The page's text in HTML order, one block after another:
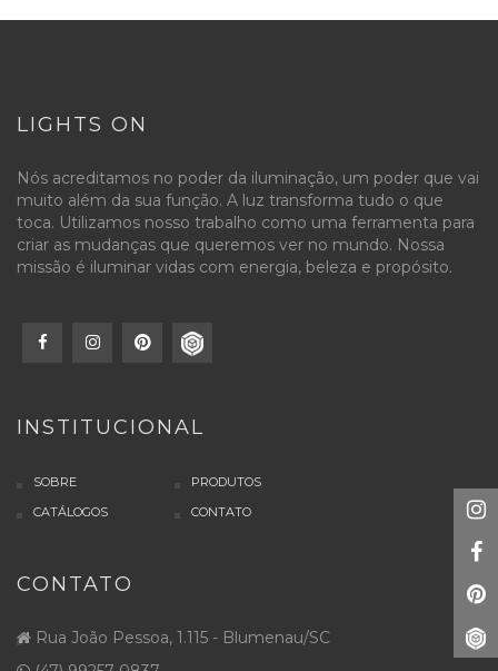
LIGHTS ON
Nós acreditamos no poder da iluminação, um poder que vai
muito além da sua função. A luz transforma tudo o que
toca. Utilizamos nosso trabalho como uma ferramenta para
criar as mudanças que queremos ver no mundo. Nossa
missão é iluminar vidas com energia, beleza e propósito.
INSTITUCIONAL
SOBRE
PRODUTOS
CATÁLOGOS
CONTATO
CONTATO
Rua João Pessoa, 1.115 - Blumenau/SC